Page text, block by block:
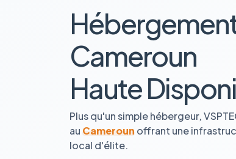
Cameroun
Haute
Plus qu'un simple hébergeur,
au Cameroun offrant une
local d'élite.